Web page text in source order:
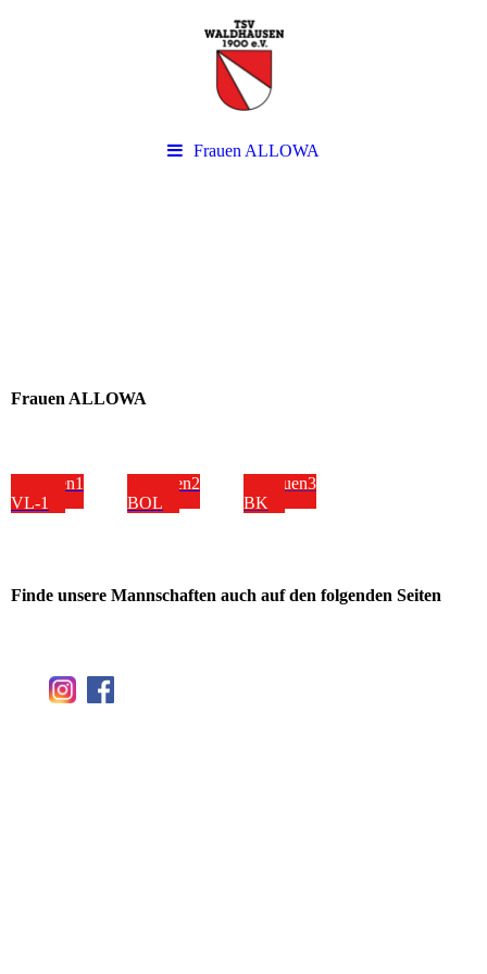
Frauen ALLOWA
Frauen ALLOWA
Frauen1
VL-1
Frauen2
BOL
Frauen3
BK
Finde unsere Mannschaften auch auf den folgenden Seiten